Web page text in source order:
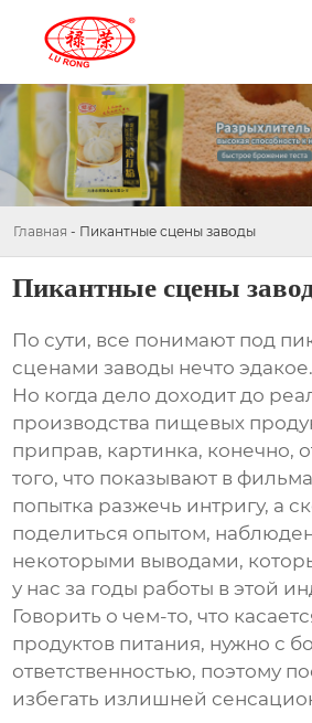
Главная - Пикантные сцены заводы
Пикантные сцены
По сути, все понимают под
сценами заводы нечто
Но когда дело доходит до
производства пищевых
приправ, картинка, конечно,
того, что показывают в
попытка разжечь интригу, а
поделиться опытом,
некоторыми выводами,
у нас за годы работы в этой
Говорить о чем-то, что
продуктов питания, нужно с
ответственностью, поэтому
избегать излишней